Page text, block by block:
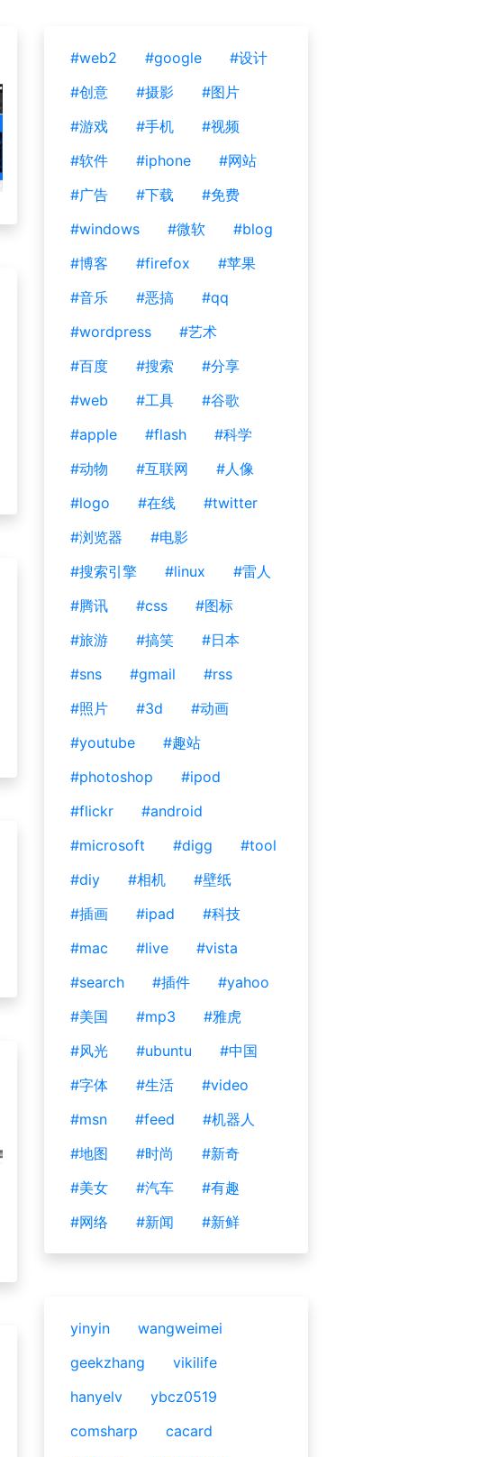
#web2 #google
#设计
#创意
#摄影
#图片
#游戏
#手机
#视频
#软件
#iphone
#网站
#广告
#下载
#免费
#windows
#微软
#blog
#博客
#firefox
#苹果
#音乐
#恶搞
#qq
#wordpress
#艺术
#百度
#搜索
#分享
#web
#工具
#谷歌
#apple
#flash
#科学
#动物
#互联网
#人像
#logo
#在线
#twitter
#浏览器
#电影
#搜索引擎
#linux
#雷人
#腾讯
#css
#图标
#旅游
#搞笑
#日本
#sns
#gmail
#rss
#照片
#3d
#动画
#youtube
#趣站
#photoshop
#ipod
#flickr
#android
#microsoft
#digg
#tool
#diy
#相机
#壁纸
#插画
#ipad
#科技
#mac
#live
#vista
#search
#插件
#yahoo
#美国
#mp3
#雅虎
#风光
#ubuntu
#中国
#字体
#生活
#video
#msn
#feed
#机器人
#地图
#时尚
#新奇
#美女
#汽车
#有趣
#网络
#新闻 #新鲜
yinyin
wangweimei
geekzhang
vikilife
hanyelv
ybcz0519
comsharp
cacard